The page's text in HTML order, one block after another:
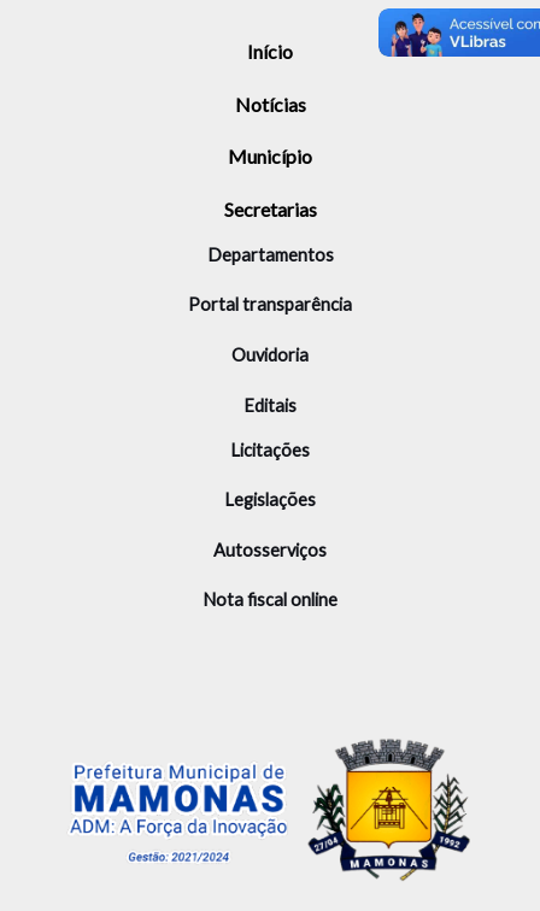
Início
Notícias
Município
Secretarias
Departamentos
Portal transparência
Ouvidoria
Editais
Licitações
Legislações
Autosserviços
Nota fiscal online